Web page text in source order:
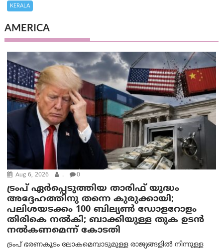
KERALA
AMERICA
Aug 6, 2026 . 0
ട്രംപ് ഏര്‍പ്പെടുത്തിയ താരിഫ് യുദ്ധം
അദ്ദേഹത്തിനു തന്നെ കുരുക്കായി;
പലിശയടക്കം 100 ബില്യണ്‍ ഡോളറോളം
തിരികെ നല്‍കി; ബാക്കിയുള്ള തുക ഉടന്‍
നല്‍കണമെന്ന് കോടതി
ട്രംപ് ഭരണകൂടം ലോകമെമ്പാടുമുള്ള രാജ്യങ്ങളിൽ നിന്നുള്ള